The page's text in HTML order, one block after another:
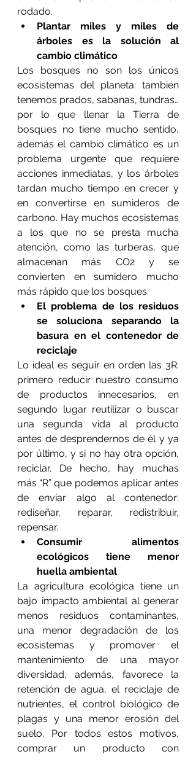
rodado.
Plantar miles y miles de
árboles es la solución al
cambio climático
Los bosques no son los únicos
ecosistemas del planeta: también
tenemos prados, sabanas, tundras…
por lo que llenar la Tierra de
bosques no tiene mucho sentido,
además el cambio climático es un
problema urgente que requiere
acciones inmediatas, y los árboles
tardan mucho tiempo en crecer y
en convertirse en sumideros de
carbono. Hay muchos ecosistemas
a los que no se presta mucha
atención, como las turberas, que
almacenan más CO2 y se
convierten en sumidero mucho
más rápido que los bosques.
El problema de los residuos
se soluciona separando la
basura en el contenedor de
reciclaje
Lo ideal es seguir en orden las 3R:
primero reducir nuestro consumo
de productos innecesarios, en
segundo lugar reutilizar o buscar
una segunda vida al producto
antes de desprendernos de él y ya
por último, y si no hay otra opción,
reciclar. De hecho, hay muchas
más “R” que podemos aplicar antes
de enviar algo al contenedor:
rediseñar, reparar, redistribuir,
repensar.
Consumir alimentos
ecológicos tiene menor
huella ambiental
La agricultura ecológica tiene un
bajo impacto ambiental al generar
menos residuos contaminantes,
una menor degradación de los
ecosistemas y promover el
mantenimiento de una mayor
diversidad, además, favorece la
retención de agua, el reciclaje de
nutrientes, el control biológico de
plagas y una menor erosión del
suelo. Por todos estos motivos,
comprar un producto con